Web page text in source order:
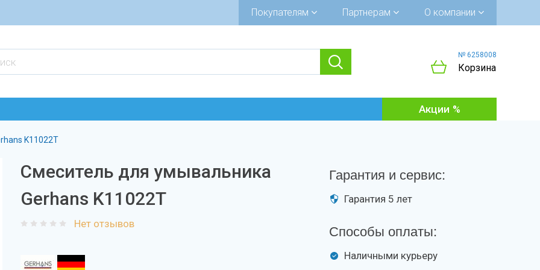
Покупателям Партнерам О компании
№ 6258008
Корзина
Акции
K11022T
Смеситель для умывальника
Gerhans K11022T
Нет отзывов
Гарантия и сервис:
Гарантия 5 лет
Способы оплаты:
Наличными курьеру